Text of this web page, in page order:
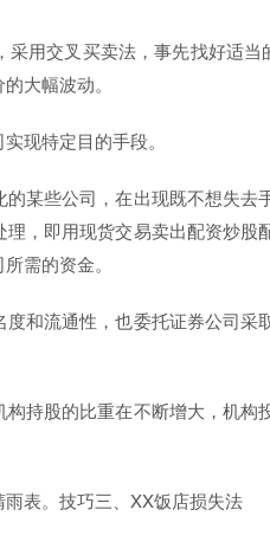
用交叉买卖法，事先找好适
大幅波动。
现特定目的手段。
某些公司，在出现既不想失
，即用现货交易卖出配资炒
需的资金。
和流通性，也委托证券公司
持股的比重在不断增大，机
表。技巧三、XX饭店损失法